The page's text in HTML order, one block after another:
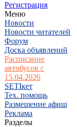
Регистрация
Меню
Новости
Новости читателей
Форум
Доска объявлений
Расписание
автобусов с
15.04.2026
SETIкет
Тех. помощь
Размещение афиш
Реклама
Разделы